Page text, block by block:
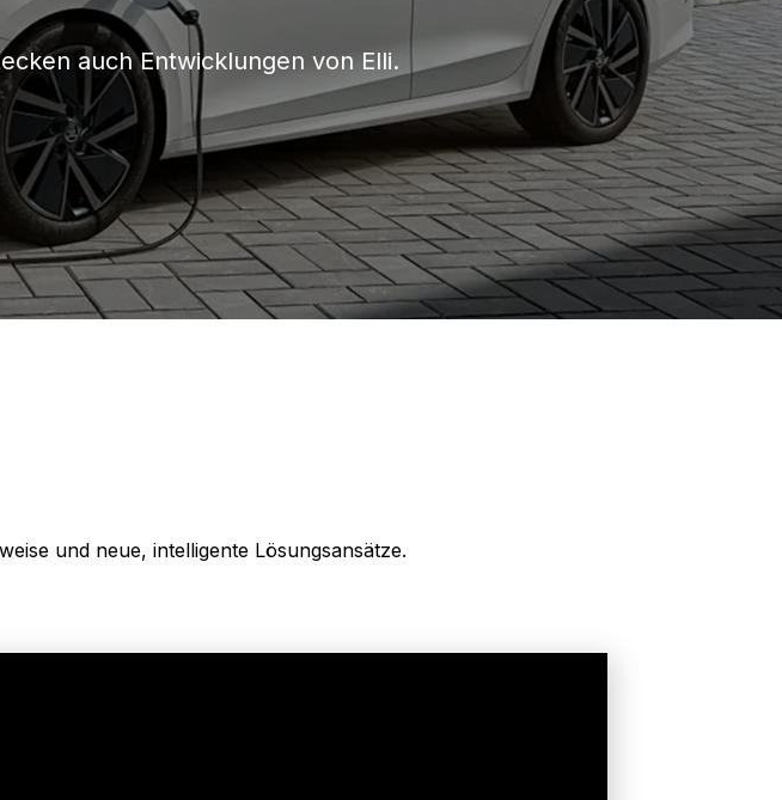
auch Entwicklungen von Elli.
und neue, intelligente Lösungsansätze.